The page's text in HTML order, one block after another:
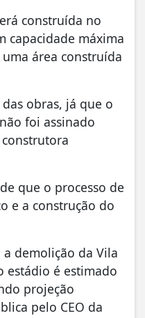
construída no
capacidade máxima
área construída
obras, já que o
foi assinado
que o processo de
e a construção do
demolição da Vila
estádio é estimado
projeção
pelo CEO da